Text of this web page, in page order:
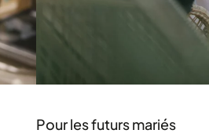
Pour les futurs mariés